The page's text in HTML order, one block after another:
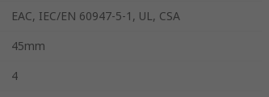
EAC, IEC/EN 60947-5-1, UL, CSA
45mm
4